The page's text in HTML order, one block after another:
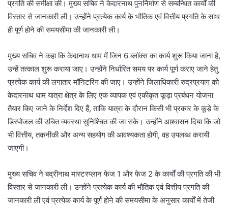
प्रगति की समीक्षा की। मुख्य सचिव ने केदारनाथ पुनर्निर्माण से सम्बन्धित कार्यों की
विस्तार से जानकारी ली। उन्होंने प्रत्येक कार्य के भौतिक एवं वित्तीय प्रगति के साथ
ही पूर्ण होने की समयसीमा की जानकारी ली।
मुख्य सचिव ने कहा कि केदानाथ धाम में जिन 6 ब्लॉक्स का कार्य शुरू किया जाना है,
उन्हें तत्काल शुरू कराया जाए। उन्होंने निर्धारित समय पर कार्य पूर्ण कराए जाने हेतु
प्रत्येक कार्य की लगातार मॉनिटरिंग की जाए। उन्होंने जिलाधिकारी रुद्रप्रयाग को
केदारनाथ धाम यात्रा क्षेत्र के लिए एक व्यापक एवं एकीकृत कूड़ा प्रबंधन योजना
तैयार किए जाने के निर्देश दिए हैं, ताकि यात्रा के दौरान किसी भी प्रकार के कूड़े के
डिस्पोजल की उचित व्यवस्था सुनिश्चित की जा सके। उन्होंने आश्वासन दिया कि जो
भी वित्तीय, तकनीकी और अन्य सहयोग की आवश्यकता होगी, वह उपलब्ध करायी
जाएगी।
मुख्य सचिव ने बद्रीनाथ मास्टरप्लान फेज 1 और फेज 2 के कार्यों की प्रगति की भी
विस्तार से जानकारी ली। उन्होंने प्रत्येक कार्य की भौतिक एवं वित्तीय प्रगति की
जानकारी ली एवं प्रत्येक कार्य के पूर्ण होने की समयसीमा के अनुसार कार्यों में तेजी